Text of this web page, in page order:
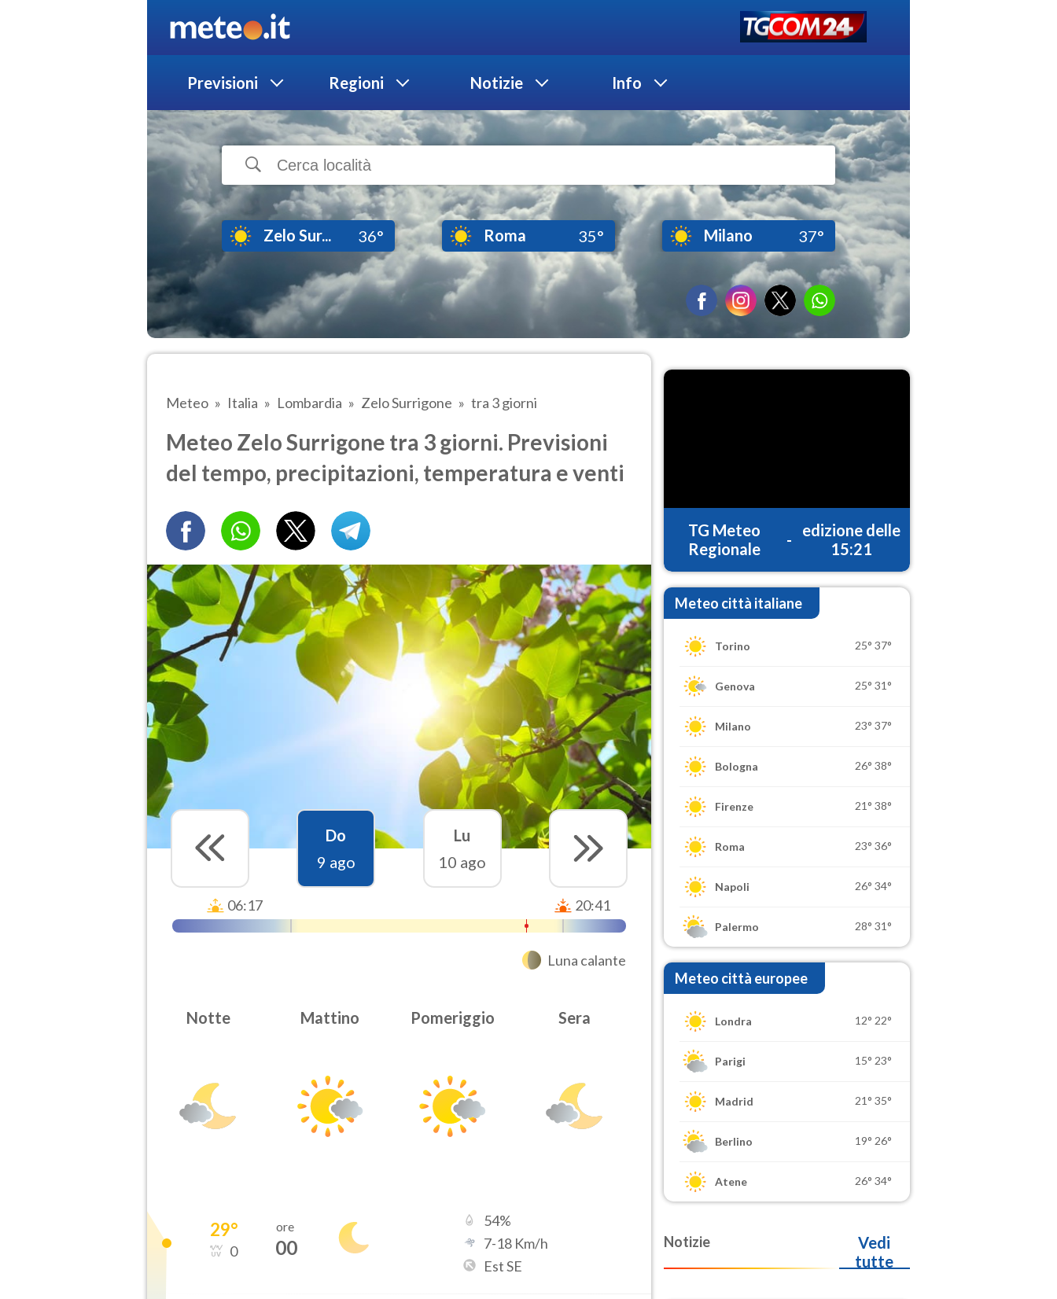
Previsioni Regioni Notizie Info
Zelo Sur... 36° Roma 35° Milano 37°
Meteo Italia Lombardia Zelo Surrigone tra 3 giorni
Meteo Zelo Surrigone tra 3 giorni. Previsioni
del tempo, precipitazioni, temperatura e venti
Do
9 ago
Lu
10 ago
06:17 20:41
Luna calante
Notte Mattino Pomeriggio Sera
29°
0
ore
00
54%
7-18 Km/h
Est SE
TG Meteo
Regionale
-
edizione delle
15:21
Meteo città italiane
Torino 25° 37°
Genova 25° 31°
Milano 23° 37°
Bologna 26° 38°
Firenze 21° 38°
Roma 23° 36°
Napoli 26° 34°
Palermo 28° 31°
Meteo città europee
Londra 12° 22°
Parigi 15° 23°
Madrid 21° 35°
Berlino 19° 26°
Atene 26° 34°
Notizie
Vedi
tutte